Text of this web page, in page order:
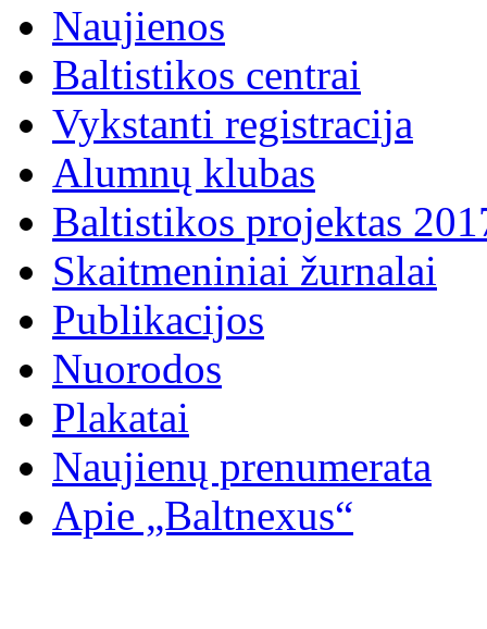
Naujienos
Baltistikos centrai
Vykstanti registracija
Alumnų klubas
Baltistikos projektas
Skaitmeniniai žurnalai
Publikacijos
Nuorodos
Plakatai
Naujienų prenumerata
Apie „Baltnexus“